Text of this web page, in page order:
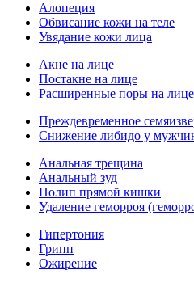
Алопеция
Обвисание кожи на теле
Увядание кожи лица
Акне на лице
Постакне на лице
Расширенные поры на лице
Преждевременное
Снижение либидо у
Анальная трещина
Анальный зуд
Полип прямой кишки
Удаление геморроя
Гипертония
Грипп
Ожирение